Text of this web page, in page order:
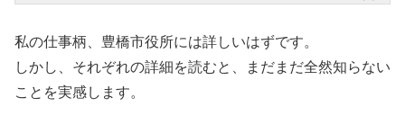
私の仕事柄、豊橋市役所には詳しいはずです。
しかし、それぞれの詳細を読むと、まだまだ全然知らない
ことを実感します。